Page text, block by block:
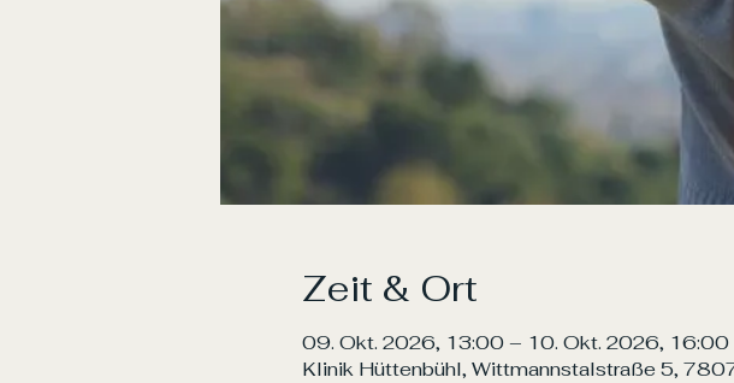
Zeit & Ort
09. Okt. 2026, 13:00 – 10. Okt. 2026, 16:00
Klinik Hüttenbühl, Wittmannstalstraße 5,